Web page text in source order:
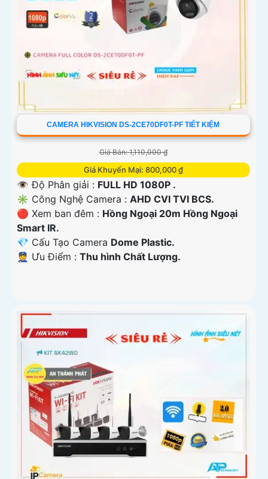
CAMERA HIKVISION DS-2CE70DF0T-PF TIẾT KIỆM
Giá Bán: 1,110,000 ₫
Giá Khuyến Mại: 800,000 ₫
👁 Độ Phân giải : FULL HD 1080P .
✳️ Công Nghệ Camera : AHD CVI TVI BCS.
🔴 Xem ban đêm : Hồng Ngoại 20m Hồng Ngoại
Smart IR.
💎 Cấu Tạo Camera Dome Plastic.
️👮 Ưu Điểm : Thu hình Chất Lượng.